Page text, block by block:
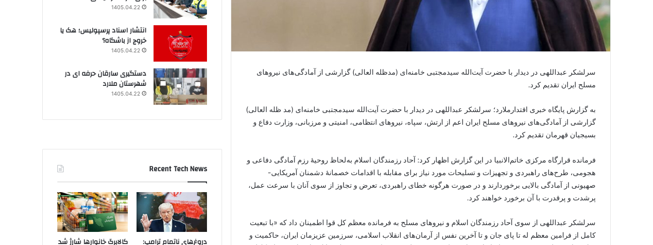
‌سرلشکر عبداللهی در دیدار با حضرت آیت‌الله سیدمجتبی خامنه‌ای (مدظله العالی) گزارشی از آمادگی‌های نیروهای
مسلح ایران تقدیم کرد.
به گزارش پایگاه خبری اقتدارملارد؛ سرلشکر عبداللهی در دیدار با حضرت آیت‌الله سیدمجتبی خامنه‌ای (مد ظله العالی)
گزارشی از آمادگی‌های نیروهای مسلح ایران اعم از ارتش، سپاه، نیروهای انتظامی، امنیتی و مرزبانی، وزارت دفاع و
بسیجیان قهرمان تقدیم کرد.
فرمانده قرارگاه مرکزی خاتم‌الانبیا در این گزارش اظهار کرد: آحاد رزمندگان اسلام به‌لحاظ روحیهٔ رزم آمادگی دفاعی و
هجومی، طرح‌های راهبردی و تجهیزات و تسلیحات مورد نیاز برای مقابله با اقدامات خصمانهٔ دشمنان آمریکایی-
صهیونی از آمادگی بالایی برخوردارند و در صورت هرگونه خطای راهبردی، تعرض و تجاوز از سوی آنان با سرعت عمل،
پرشدت و پرقدرت با آن برخورد خواهند کرد.
‌سرلشکر عبداللهی از سوی آحاد رزمندگان اسلام و نیروهای مسلح به فرمانده معظم کل قوا اطمینان داد که «با تبعیت
کامل از فرامین معظم له تا پای جان و تا آخرین نفس از آرمان‌های انقلاب اسلامی، سرزمین عزیزمان ایران، حاکمیت و
1405.04.22
انتشار اسناد پرسپولیس؛ هک یا
خروج از باشگاه؟
1405.04.22
دستگیری سارقان حرفه ای در
شهرستان ملارد
1405.04.22
Recent Tech News
دروغ‌های ناتمام ترامپ:
کالابرگ خانوارها شارژ شد